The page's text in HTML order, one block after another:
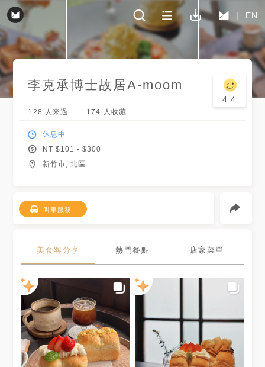
EN
李克承博士故居A-moom
4.4
128 人來過 174 人收藏
休息中
NT $101 - $300
新竹市, 北區
叫車服務
美食客分享 熱門餐點 店家菜單